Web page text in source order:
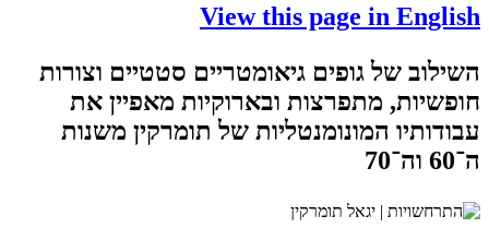
View this page in English
השילוב של גופים גיאומטריים סטטיים וצורות
חופשיות, מתפרצות ובארוקיות מאפיין את
עבודותיו המונומנטליות של תומרקין משנות
ה־60 וה־70